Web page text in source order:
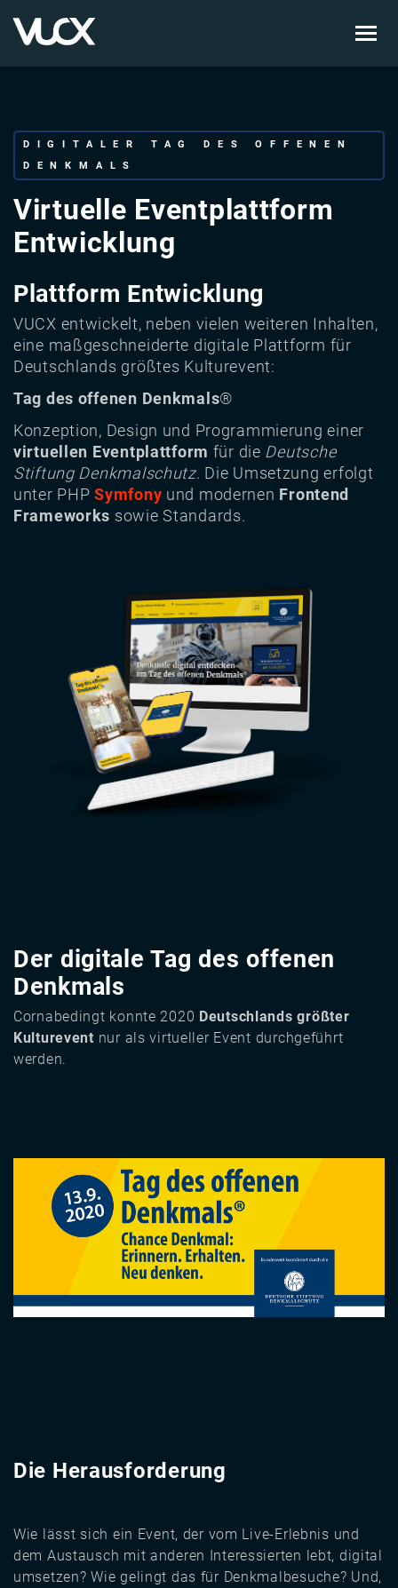
DIGITALER TAG DES OFFENEN
DENKMALS
Virtuelle Eventplattform
Entwicklung
Plattform Entwicklung
VUCX entwickelt, neben vielen weiteren Inhalten,
eine maßgeschneiderte digitale Plattform für
Deutschlands größtes Kulturevent:
Tag des offenen Denkmals®
Konzeption, Design und Programmierung einer
virtuellen Eventplattform für die Deutsche
Stiftung Denkmalschutz. Die Umsetzung erfolgt
unter PHPSymfony und modernen Frontend
Frameworks sowie Standards.
Der digitale Tag des offenen
Denkmals
Cornabedingt konnte 2020 Deutschlands größter
Kulturevent nur als virtueller Event durchgeführt
werden.
Die Herausforderung
Wie lässt sich ein Event, der vom Live-Erlebnis und
dem Austausch mit anderen Interessierten lebt, digital
umsetzen? Wie gelingt das für Denkmalbesuche? Und,